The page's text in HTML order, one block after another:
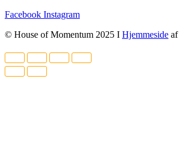
Facebook Instagram
© House of Momentum 2025 I Hjemmeside af